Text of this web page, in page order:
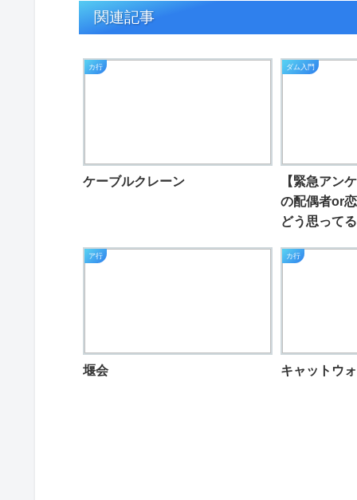
関連記事
カ行
ケーブルクレーン
ダム入門
【緊急アン
の配偶者or
どう思って
ア行
堰会
カ行
キャットウ